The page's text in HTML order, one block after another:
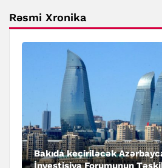
Rəsmi Xronika
Bakıda keçiriləcək
İnvestisiya Forumunun